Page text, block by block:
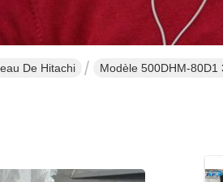
De Hitachi Modèle 500DHM-